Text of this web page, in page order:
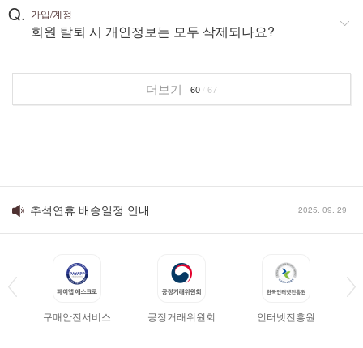
Q. 가입/계정
회원 탈퇴 시 개인정보는 모두 삭제되나요?
더보기 60 67
추석연휴 배송일정 안내 2025. 09. 29
구매안전서비스 공정거래위원회 인터넷진흥원